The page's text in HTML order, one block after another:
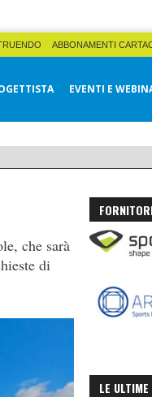
ABBONAMENTI
EVENTI E
che sarà
di
LE